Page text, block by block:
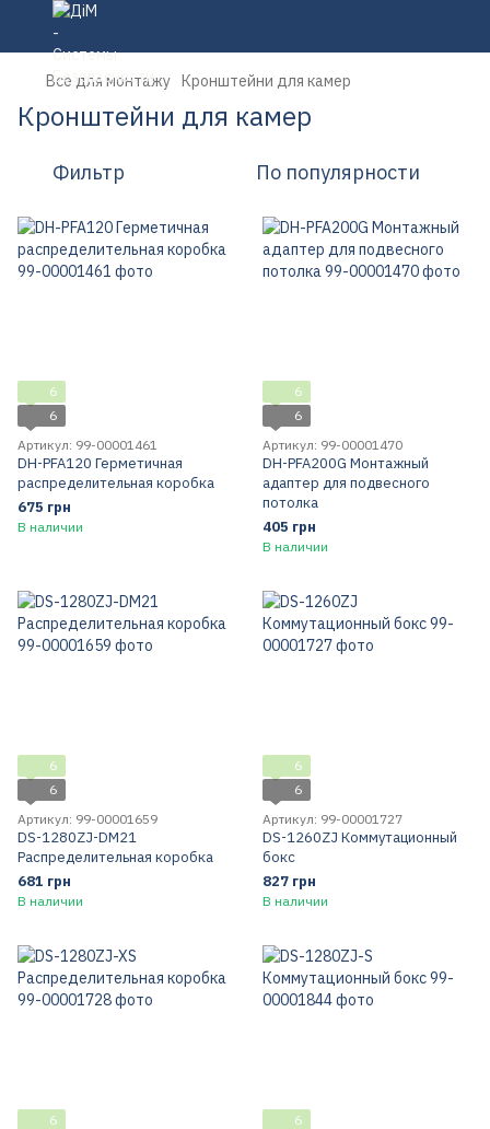
Все для монтажу Кронштейни для камер
Кронштейни для камер
Фильтр По популярности
6
6
Артикул: 99-00001461
DH-PFA120 Герметичная
распределительная коробка
675 грн
В наличии
6
6
Артикул: 99-00001470
DH-PFA200G Монтажный
адаптер для подвесного
потолка
405 грн
В наличии
6
6
Артикул: 99-00001659
DS-1280ZJ-DM21
Распределительная коробка
681 грн
В наличии
6
6
Артикул: 99-00001727
DS-1260ZJ Коммутационный
бокс
827 грн
В наличии
6
6